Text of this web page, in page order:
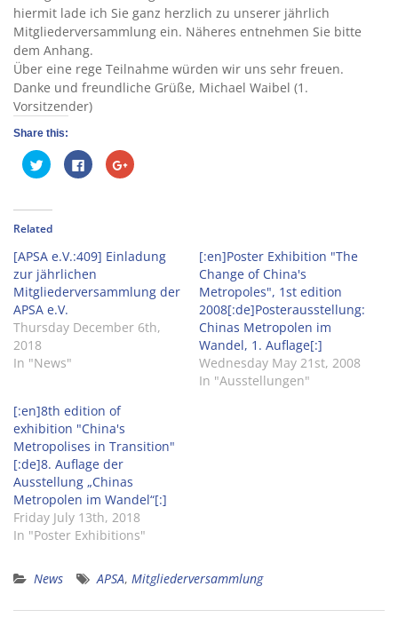
hiermit lade ich Sie ganz herzlich zu unserer jährlich
Mitgliederversammlung ein. Näheres entnehmen Sie bitte
dem Anhang.
Über eine rege Teilnahme würden wir uns sehr freuen.
Danke und freundliche Grüße, Michael Waibel (1.
Vorsitzender)
Share this:
Click
to
share
(Opens
in
new
Click
to
share
Click
to
Related
[APSA e.V.:409] Einladung
zur jährlichen
Mitgliederversammlung der
APSA e.V.
Thursday December 6th,
2018
In "News"
[:en]Poster Exhibition "The
Change of China's
Metropoles", 1st edition
2008[:de]Posterausstellung:
Chinas Metropolen im
Wandel, 1. Auflage[:]
Wednesday May 21st, 2008
In "Ausstellungen"
[:en]8th edition of
exhibition "China's
Metropolises in Transition"
[:de]8. Auflage der
Ausstellung „Chinas
Metropolen im Wandel“[:]
Friday July 13th, 2018
In "Poster Exhibitions"
News APSA, Mitgliederversammlung